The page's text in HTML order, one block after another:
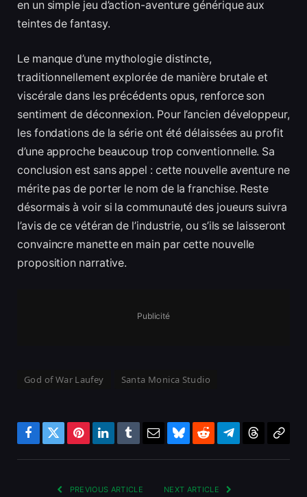
en un simple jeu d’action-aventure générique aux
teintes de fantasy.
Le manque d’une mythologie distincte,
traditionnellement explorée de manière brutale et
viscérale dans les précédents opus, renforce son
sentiment de déconnexion. Pour l’ancien développeur,
les fondations de la série ont été délaissées au profit
d’une approche beaucoup trop conventionnelle. Sa
conclusion est sans appel : cette nouvelle aventure ne
mérite pas de porter le nom de la franchise. Reste
désormais à voir si la communauté des joueurs suivra
l’avis de ce vétéran de l’industrie, ou s’ils se laisseront
convaincre manette en main par cette nouvelle
proposition narrative.
Publicité
God of War Laufey Santa Monica Studio
Facebook
TwitterPinterestLinkedInTumblrEmailBlueskyRedditTelegramThreadsCopy
PREVIOUS ARTICLE NEXT ARTICLE